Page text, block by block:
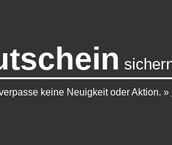
keine Neuigkeit oder Aktion. »